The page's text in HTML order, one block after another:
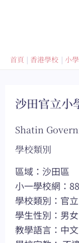
首頁 香港學校 小學
沙田官立小
Shatin
學校類別
區域：沙田區
小一學校網：88
學校類別：官立
學生性別：男女
教學語言：中文